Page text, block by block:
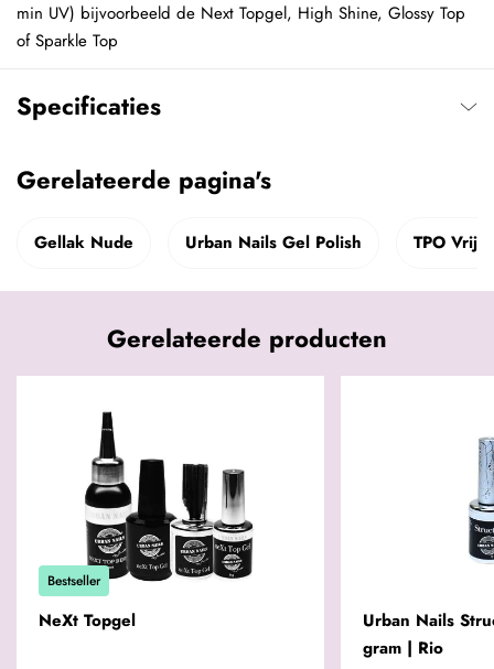
min UV) bijvoorbeeld de Next Topgel, High Shine, Glossy Top
of Sparkle Top
Specificaties
Gerelateerde pagina's
Gellak Nude Urban Nails Gel Polish TPO
Gerelateerde producten
Bestseller
NeXt Topgel
Urban Nails
gram | Rio